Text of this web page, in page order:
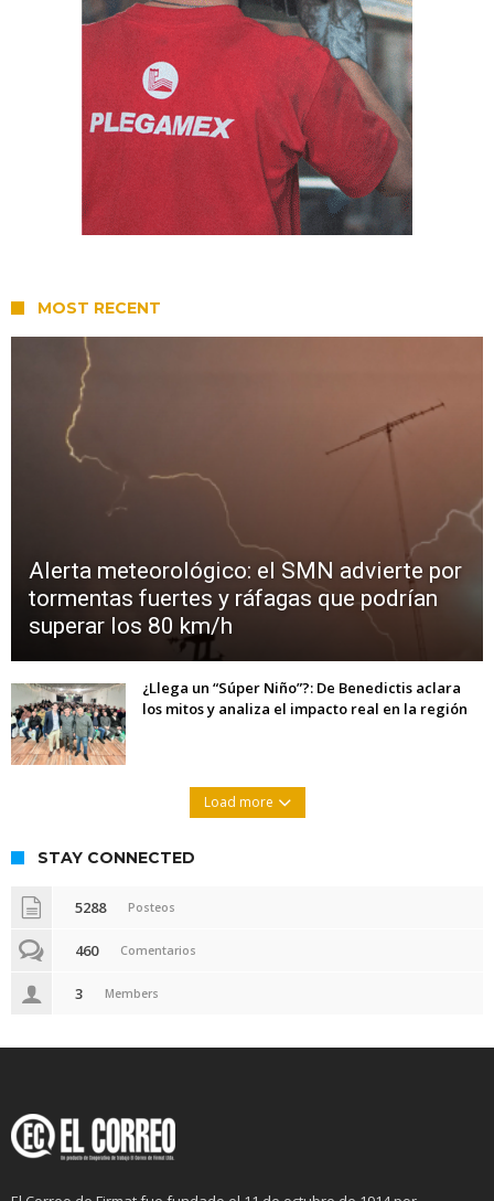
MOST RECENT
Alerta meteorológico: el SMN advierte por
tormentas fuertes y ráfagas que podrían
superar los 80 km/h
¿Llega un “Súper Niño”?: De Benedictis aclara
los mitos y analiza el impacto real en la región
Load more
STAY CONNECTED
5288 Posteos
460 Comentarios
3 Members